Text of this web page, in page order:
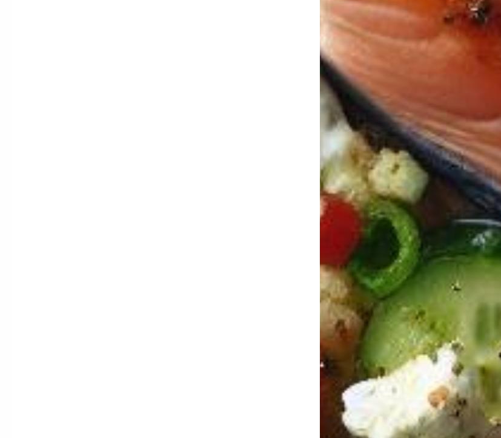
Profitez de 50% de réduction pour
Recevez votre code promo sur votre accompagnement Nutrition